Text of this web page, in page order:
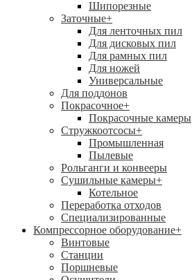
Шипорезные
Заточные+
Для ленточных пил
Для дисковых пил
Для рамных пил
Для ножей
Универсальные
Для поддонов
Покрасочное+
Покрасочные камеры
Стружкоотсосы+
Промышленная
Пылевые
Рольганги и конвееры
Сушильные камеры+
Котельное
Переработка отходов
Специализированные
Компрессорное оборудование+
Винтовые
Станции
Поршневые